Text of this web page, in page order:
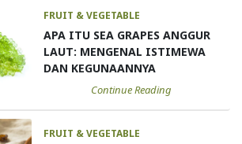
FRUIT & VEGETABLE
APA ITU SEA GRAPES ANGGUR
LAUT: MENGENAL ISTIMEWA
DAN KEGUNAANNYA
Continue Reading
FRUIT & VEGETABLE